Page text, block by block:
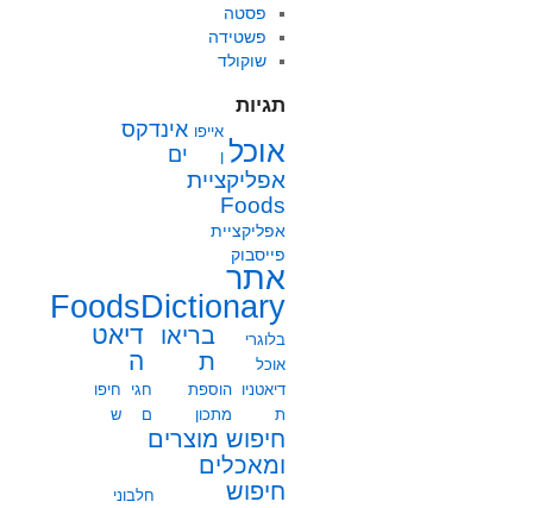
פסטה
פשטידה
שוקולד
תגיות
אוכל
אייפו
ן
אינדקס
ים
אפליקציית
Foods
אפליקציית
פייסבוק
אתר
FoodsDictionary
בלוגרי
אוכל
בריאו
ת
דיאט
ה
דיאטניו
ת
הוספת
מתכון
חגי
ם
חיפו
ש
חיפוש מוצרים
ומאכלים
חיפוש
חלבוני